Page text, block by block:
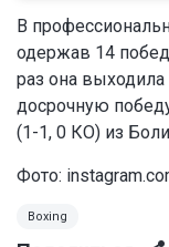
В
одержав 14
раз она
досрочную
(1-1, 0 КО) из
Фото:
Boxing